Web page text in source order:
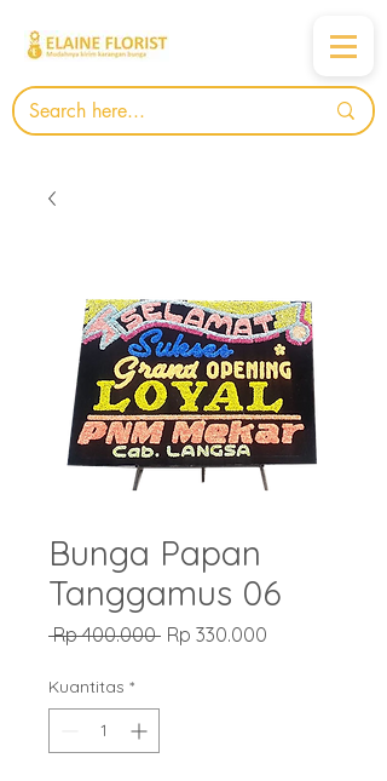
Bunga Papan
Tanggamus 06
Rp 400.000 Harga
Rp 330.000
Kuantitas *